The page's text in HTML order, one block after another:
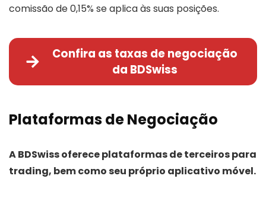
comissão de 0,15% se aplica às suas posições.
Confira as taxas de negociação
da BDSwiss
Plataformas de Negociação
A BDSwiss oferece plataformas de terceiros para
trading, bem como seu próprio aplicativo móvel.